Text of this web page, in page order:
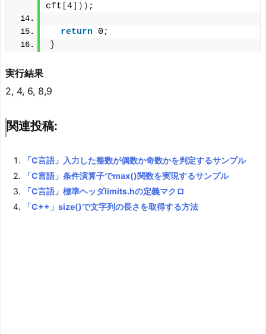
cft 4 ])) ;
return 0;
}
実行結果
2, 4, 6, 8,9
関連投稿:
「C言語」入力した整数が偶数か奇数かを判定するサンプル
「C言語」条件演算子でmax()関数を実現するサンプル
「C言語」標準ヘッダlimits.hの定義マクロ
「C++」size()で文字列の長さを取得する方法